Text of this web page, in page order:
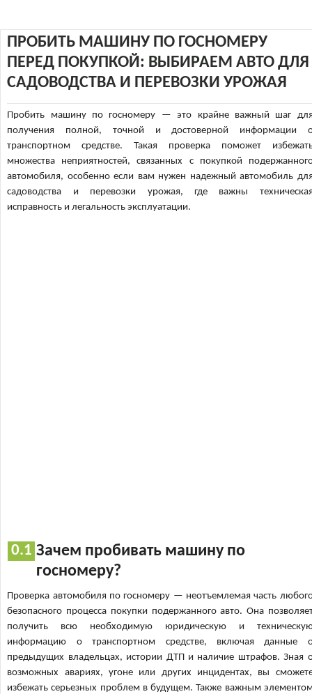
ПРОБИТЬ МАШИНУ ПО ГОСНОМЕРУ
ПЕРЕД ПОКУПКОЙ: ВЫБИРАЕМ АВТО ДЛЯ
САДОВОДСТВА И ПЕРЕВОЗКИ УРОЖАЯ
Пробить машину по госномеру — это крайне важный шаг
получения полной, точной и достоверной информации
транспортном средстве. Такая проверка поможет
множества неприятностей, связанных с покупкой
автомобиля, особенно если вам нужен надежный автомобиль
садоводства и перевозки урожая, где важны
исправность и легальность эксплуатации.
Зачем пробивать машину по
госномеру?
Проверка автомобиля по госномеру — неотъемлемая часть
безопасного процесса покупки подержанного авто. Она
получить всю необходимую юридическую и
информацию о транспортном средстве, включая данные
предыдущих владельцах, истории ДТП и наличие штрафов. Зная
возможных авариях, угоне или других инцидентах, вы
избежать серьезных проблем в будущем. Также важным